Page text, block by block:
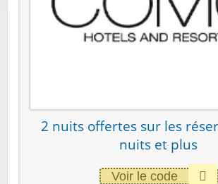
2 nuits offertes sur les
nuits et plus
Voir le code